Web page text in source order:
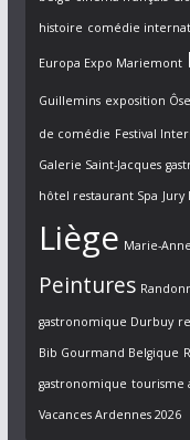
histoire comédie
Europa Expo Mariemont
Guillemins exposition
de comédie Festival
Galerie Saint-Jacques
hôtel restaurant Spa
Liège Marie-
Peintures
gastronomique Durbuy
Bib Gourmand Belgique
gastronomique tourisme
Vacances Ardennes 2026